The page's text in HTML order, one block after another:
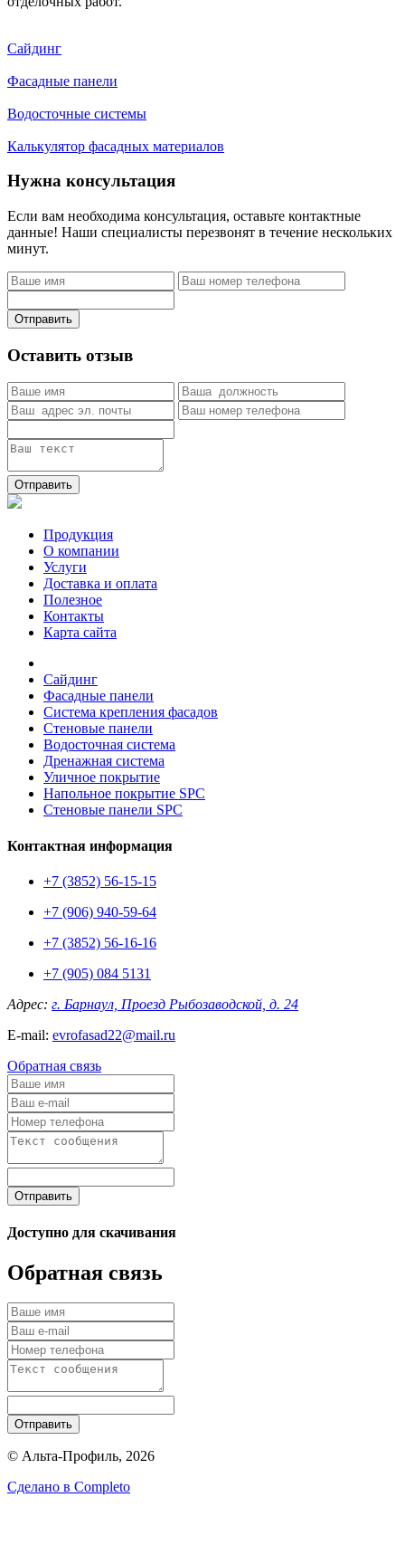
Сайдинг
Фасадные панели
Водосточные системы
Калькулятор фасадных материалов
Нужна консультация
Если вам необходима консультация, оставьте контактные
данные! Наши специалисты перезвонят в течение нескольких
минут.
Отправить
Оставить отзыв
Отправить
Продукция
О компании
Услуги
Доставка и оплата
Полезное
Контакты
Карта сайта
Сайдинг
Фасадные панели
Система крепления фасадов
Стеновые панели
Водосточная система
Дренажная система
Уличное покрытие
Напольное покрытие SPC
Стеновые панели SPC
Контактная информация
+7 (3852) 56-15-15
+7 (906) 940-59-64
+7 (3852) 56-16-16
+7 (905) 084 5131
Адрес: г. Барнаул, Проезд Рыбозаводской, д. 24
E-mail: evrofasad22@mail.ru
Обратная связь
Отправить
Доступно для скачивания
Обратная связь
Отправить
© Альта-Профиль, 2026
Сделано в Completo